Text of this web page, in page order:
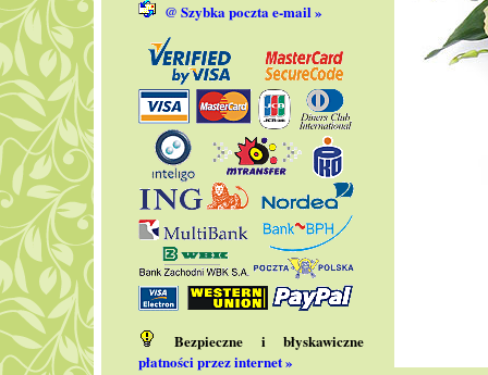
@ Szybka poczta e-mail »
Bezpieczne i błyskawiczne
płatności przez internet »